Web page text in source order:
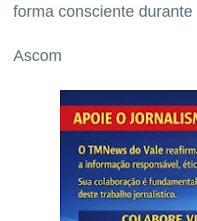
forma consciente
Ascom